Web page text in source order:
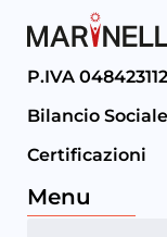
P.IVA
Bilancio Sociale
Certificazioni
Menu